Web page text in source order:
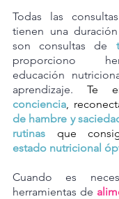
Todas las
tienen una
son consultas de
proporciono
educación
aprendizaje. Te
conciencia,
de hambre y
rutinas que
estado nutricional
Cuando es
herramientas de